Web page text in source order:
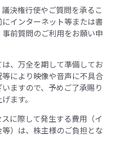
決権行使やご質問を承るこ
インターネット等または書
前質問のご利用をお願い申
、万全を期して準備してお
により映像や音声に不具合
ますので、予めご了承賜り
ます。
に際して発生する費用（イ
）は、株主様のご負担とな